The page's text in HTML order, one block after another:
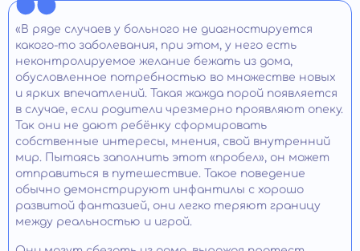
«В ряде случаев у больного не диагностируется
какого-то заболевания, при этом, у него есть
неконтролируемое желание бежать из дома,
обусловленное потребностью во множестве новых
и ярких впечатлений. Такая жажда порой появляется
в случае, если родители чрезмерно проявляют опеку.
Так они не дают ребёнку сформировать
собственные интересы, мнения, свой внутренний
мир. Пытаясь заполнить этот «пробел», он может
отправиться в путешествие. Такое поведение
обычно демонстрируют инфантилы с хорошо
развитой фантазией, они легко теряют границу
между реальностью и игрой.